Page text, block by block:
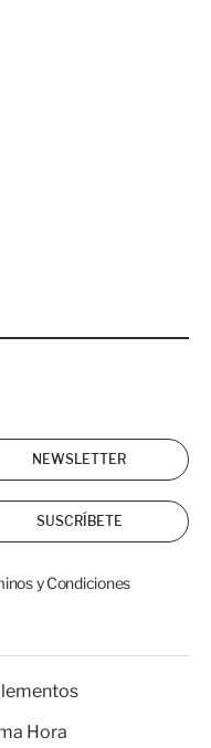
NEWSLETTER
SUSCRÍBETE
y Condiciones
Hora